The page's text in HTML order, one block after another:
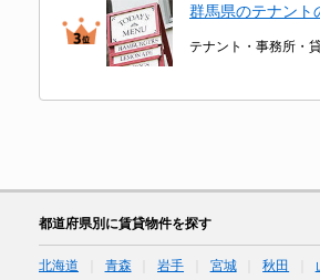
群馬県のテナント
テナント・事務所・
都道府県別に賃貸物件を探す
北海道 青森 岩手 宮城 秋田